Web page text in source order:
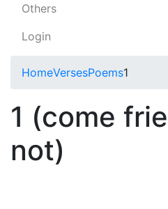
Others
Login
HomeVersesPoems1
1 (come
not)